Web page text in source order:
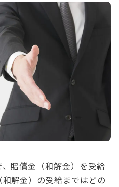
、賠償金（和解金）を受給
解金）の受給まではどの